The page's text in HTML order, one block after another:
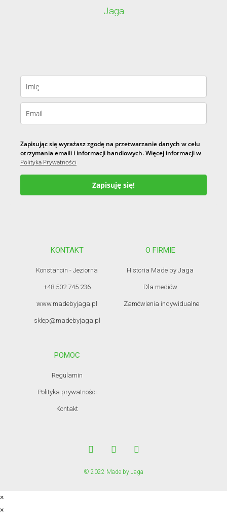
Jaga
Zapisując się wyrażasz zgodę na przetwarzanie danych w celu
otrzymania emaili i informacji handlowych. Więcej informacji w
Polityka Prywatności
Zapisuję się!
KONTAKT
Konstancin - Jeziorna
+48 502 745 236
www.madebyjaga.pl
sklep@madebyjaga.pl
O FIRMIE
Historia Made by Jaga
Dla mediów
Zamówienia indywidualne
POMOC
Regulamin
Polityka prywatności
Kontakt
© 2022 Made by Jaga
×
×